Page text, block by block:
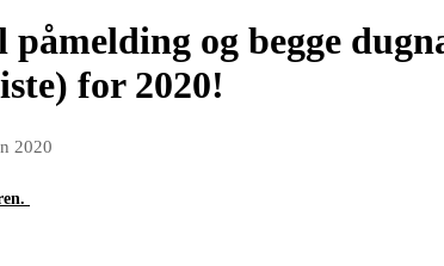
og begge
for 2020!
2020